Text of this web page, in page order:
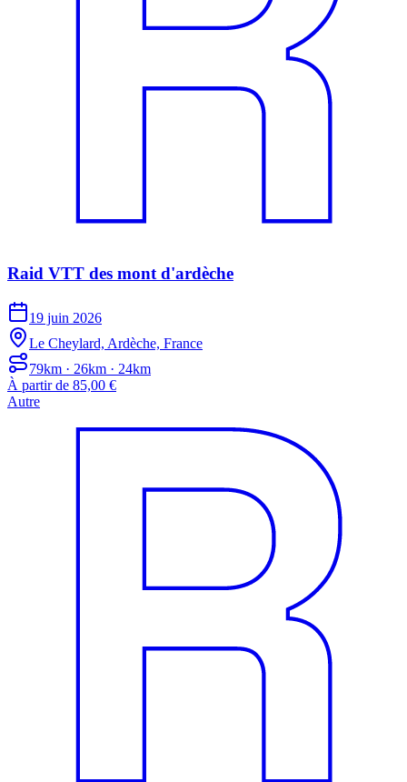
Raid VTT des mont d'ardèche
19 juin 2026
Le Cheylard, Ardèche, France
79km · 26km · 24km
À partir de 85,00 €
Autre